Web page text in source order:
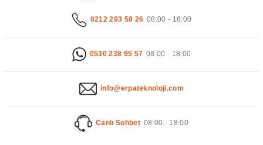
0212 293 58 26 08:00 - 18:00
0530 238 95 57 08:00 - 18:00
info@erpateknoloji.com
Canlı Sohbet 08:00 - 18:00